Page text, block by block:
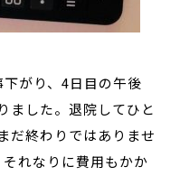
がり、4日目の午後
ました。退院してひと
だ終わりではありませ
れなりに費用もかか